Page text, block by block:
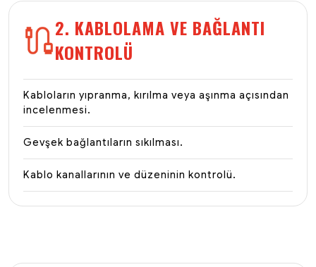
2. KABLOLAMA VE BAĞLANTI
KONTROLÜ
Kabloların yıpranma, kırılma veya aşınma açısından
incelenmesi.
Gevşek bağlantıların sıkılması.
Kablo kanallarının ve düzeninin kontrolü.